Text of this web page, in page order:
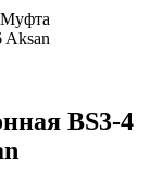
Aksan
BS3-4